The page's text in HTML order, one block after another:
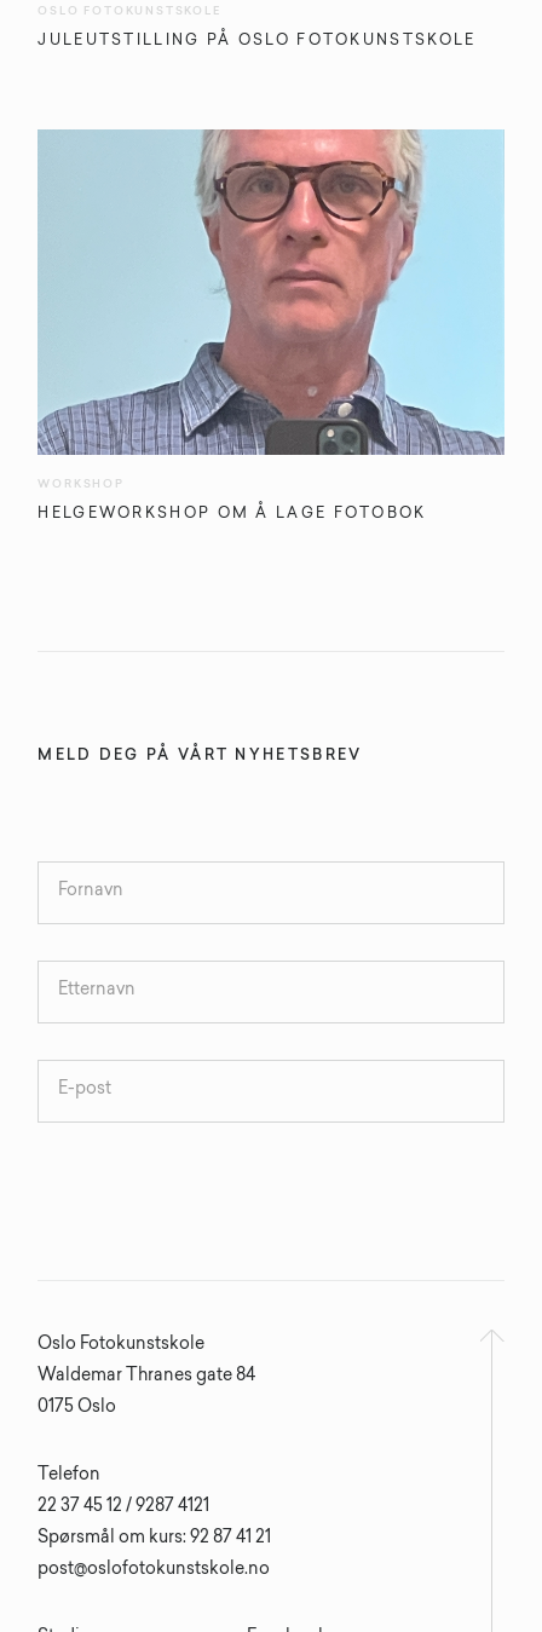
OSLO FOTOKUNSTSKOLE
JULEUTSTILLING PÅ OSLO FOTOKUNSTSKOLE
WORKSHOP
HELGEWORKSHOP OM Å LAGE FOTOBOK
MELD DEG PÅ VÅRT NYHETSBREV
Oslo Fotokunstskole
Waldemar Thranes gate 84
0175 Oslo
Telefon
22 37 45 12 / 9287 4121
Spørsmål om kurs: 92 87 41 21
post@oslofotokunstskole.no